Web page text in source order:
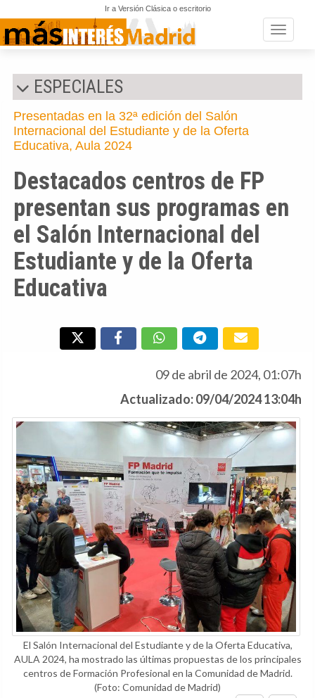
Ir a Versión Clásica o escritorio
Toggle
ESPECIALES
Presentadas en la 32ª edición del Salón
Internacional del Estudiante y de la Oferta
Educativa, Aula 2024
Destacados centros de FP
presentan sus programas en
el Salón Internacional del
Estudiante y de la Oferta
Educativa
09 de abril de 2024, 01:07h
Actualizado: 09/04/2024 13:04h
El Salón Internacional del Estudiante y de la Oferta Educativa,
AULA 2024, ha mostrado las últimas propuestas de los principales
centros de Formación Profesional en la Comunidad de Madrid.
(Foto: Comunidad de Madrid)